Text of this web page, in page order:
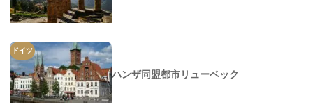
ドイツ
ハンザ同盟都市リューベック